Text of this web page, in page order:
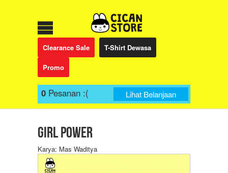
Clearance Sale T-Shirt Dewasa
Promo
0 Pesanan :( Lihat Belanjaan
Girl Power
Karya: Mas Waditya